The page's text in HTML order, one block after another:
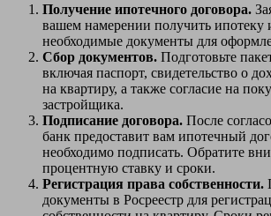
Получение ипотечного договора.
вашем намерении получить ипотеку
необходимые документы для
Сбор документов. Подготовьте
включая паспорт, свидетельство о
на квартиру, а также согласие на
застройщика.
Подписание договора. После
банк предоставит вам ипотечный
необходимо подписать. Обратите
процентную ставку и сроки.
Регистрация права собственности.
документы в Росреестр для